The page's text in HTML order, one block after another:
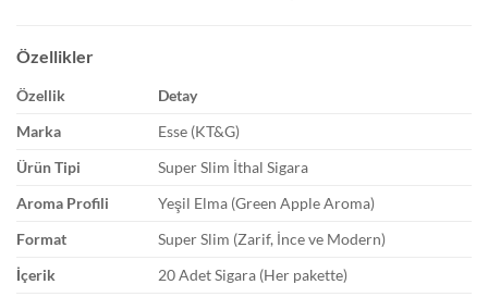
Özellikler
Özellik
Detay
Marka
Esse (KT&G)
Ürün Tipi
Super Slim İthal Sigara
Aroma Profili
Yeşil Elma (Green Apple Aroma)
Format
Super Slim (Zarif, İnce ve Modern)
İçerik
20 Adet Sigara (Her pakette)